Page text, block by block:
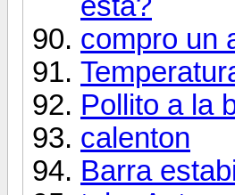
compro un
Pollito a la
calenton
Barra